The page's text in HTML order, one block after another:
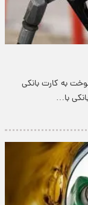
به کارت بانکی
با…